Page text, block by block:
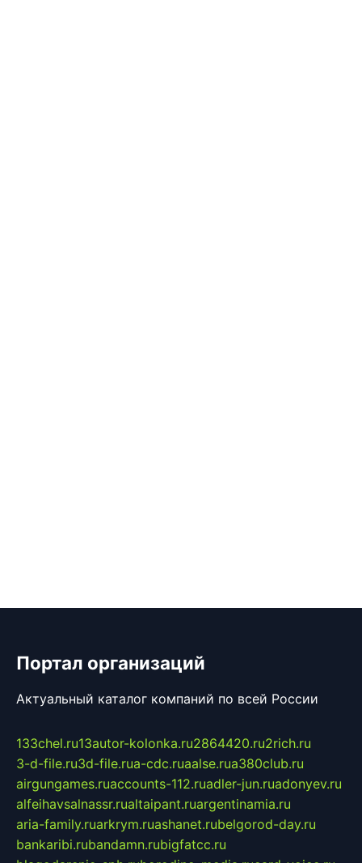
Портал организаций
Актуальный каталог компаний по всей России
133chel.ru13autor-kolonka.ru2864420.ru2rich.ru
3-d-file.ru3d-file.rua-cdc.ruaalse.rua380club.ru
airgungames.ruaccounts-112.ruadler-jun.ruadonyev.ru
alfeihavsalnassr.rualtaipant.ruargentinamia.ru
aria-family.ruarkrym.ruashanet.rubelgorod-day.ru
bankaribi.rubandamn.rubigfatcc.ru